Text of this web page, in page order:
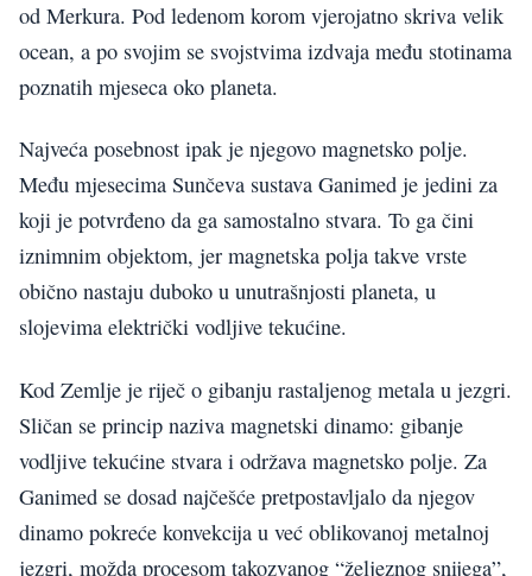
od Merkura. Pod ledenom korom vjerojatno skriva velik
ocean, a po svojim se svojstvima izdvaja među stotinama
poznatih mjeseca oko planeta.
Najveća posebnost ipak je njegovo magnetsko polje.
Među mjesecima Sunčeva sustava Ganimed je jedini za
koji je potvrđeno da ga samostalno stvara. To ga čini
iznimnim objektom, jer magnetska polja takve vrste
obično nastaju duboko u unutrašnjosti planeta, u
slojevima električki vodljive tekućine.
Kod Zemlje je riječ o gibanju rastaljenog metala u jezgri.
Sličan se princip naziva magnetski dinamo: gibanje
vodljive tekućine stvara i održava magnetsko polje. Za
Ganimed se dosad najčešće pretpostavljalo da njegov
dinamo pokreće konvekcija u već oblikovanoj metalnoj
jezgri, možda procesom takozvanog “željeznog snijega”,